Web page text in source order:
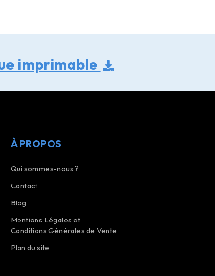
imprimable
À PROPOS
Qui sommes-nous ?
Contact
Blog
Mentions Légales et
Conditions Générales de Vente
Plan du site